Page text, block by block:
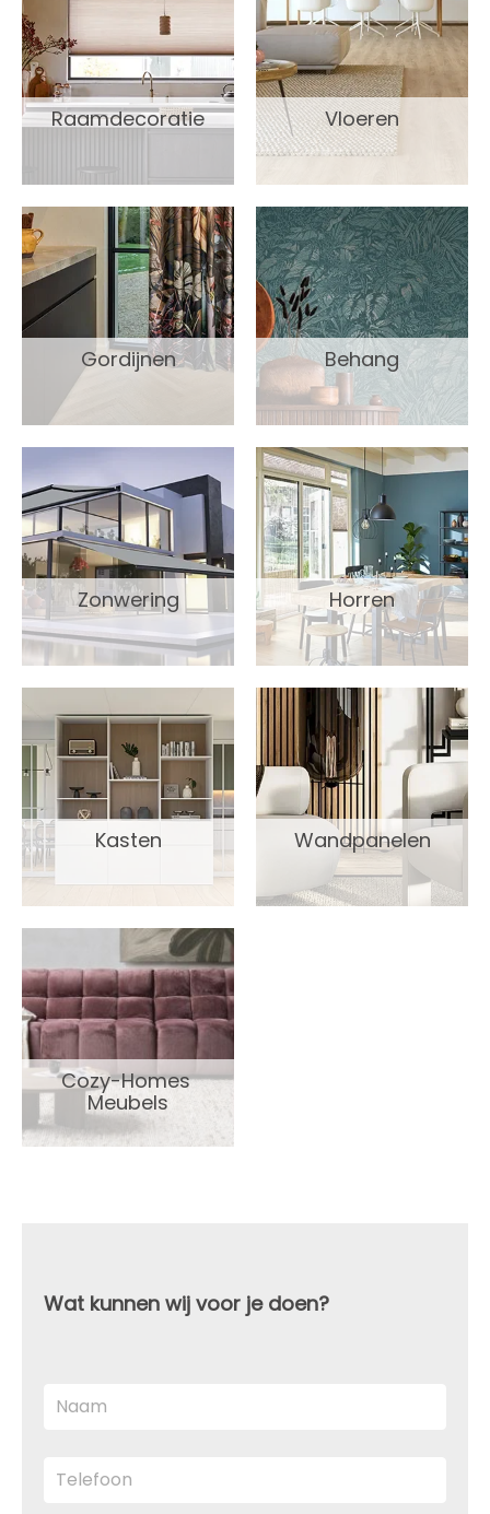
Raamdecoratie Vloeren
Gordijnen Behang
Zonwering Horren
Kasten Wandpanelen
Cozy-Homes
Meubels
Wat kunnen wij voor je doen?